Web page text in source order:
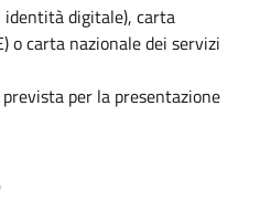
identità digitale), carta
o carta nazionale dei servizi
per la presentazione